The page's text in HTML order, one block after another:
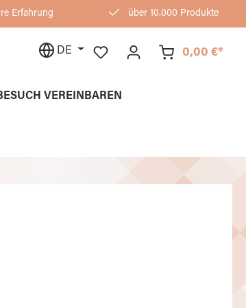
Erfahrung über 10.000 Produkte
DE 0,00 €*
VEREINBAREN